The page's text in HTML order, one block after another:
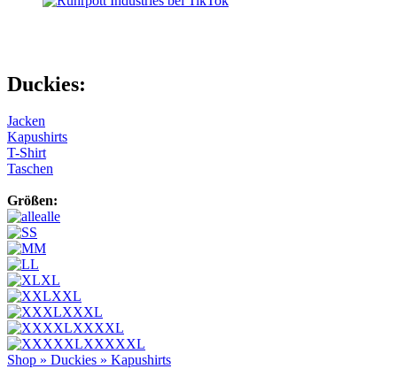
Duckies:
Jacken
Kapushirts
T-Shirt
Taschen
Größen:
alle
S
M
L
XL
XXL
XXXL
XXXXL
XXXXXL
Shop » Duckies » Kapushirts